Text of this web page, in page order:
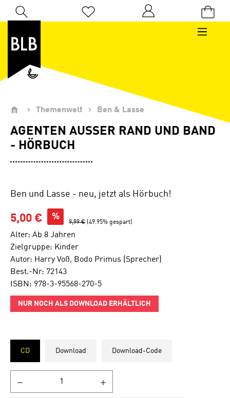
Zum Hauptinhalt springen
Du hast 0 Produkte auf dem Merkzettel
Themenwelt Ben & Lasse
AGENTEN AUSSER RAND UND BAND -
HÖRBUCH
Ben und Lasse - neu, jetzt als Hörbuch!
5,00 € %
9,99 € (49.95% gespart)
Alter: Ab 8 Jahren
Zielgruppe: Kinder
Autor: Harry Voß, Bodo Primus (Sprecher)
Best.-Nr: 72143
ISBN: 978-3-95568-270-5
NUR NOCH ALS DOWNLOAD ERHÄLTLICH
CD Download Download-Code